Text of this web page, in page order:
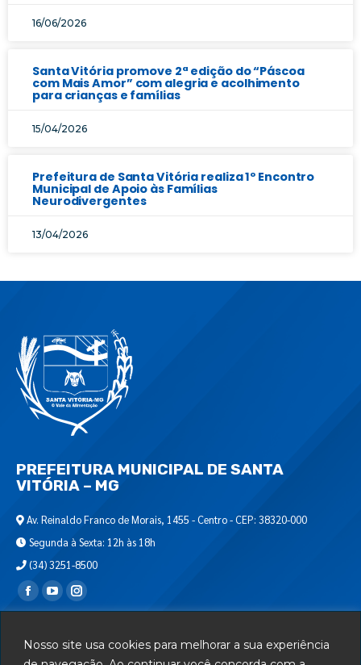
Nosso site usa cookies para melhorar a sua experiência
16/06/2026
Santa Vitória promove 2ª edição do “Páscoa
com Mais Amor” com alegria e acolhimento
para crianças e famílias
15/04/2026
Prefeitura de Santa Vitória realiza 1º Encontro
Municipal de Apoio às Famílias
Neurodivergentes
13/04/2026
PREFEITURA MUNICIPAL DE SANTA
VITÓRIA – MG
Av. Reinaldo Franco de Morais, 1455 - Centro - CEP: 38320-000
Segunda à Sexta: 12h às 18h
(34) 3251-8500
Encontre-nos em:
Departamento de T.I.